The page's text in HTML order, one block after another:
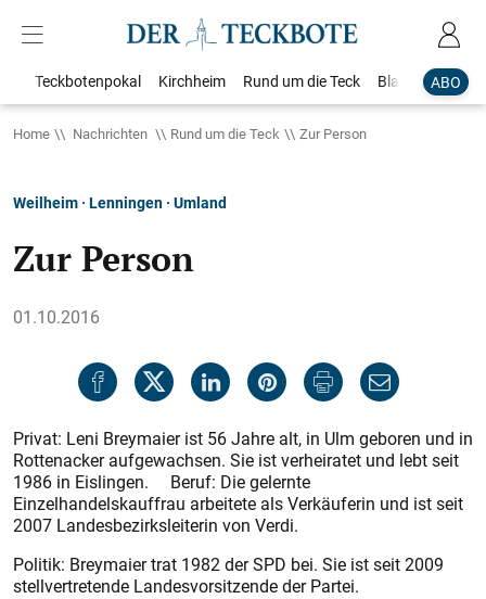
ABO
Teckbotenpokal Kirchheim Rund um die Teck Blaulicht
Home Nachrichten Rund um die Teck Zur Person
Weilheim · Lenningen · Umland
Zur Person
01.10.2016
Privat: Leni Breymaier ist 56 Jahre alt, in Ulm geboren und in
Rottenacker aufgewachsen. Sie ist verheiratet und lebt seit
1986 in Eislingen. Beruf: Die gelernte
Einzelhandelskauffrau arbeitete als Verkäuferin und ist seit
2007 Landesbezirksleiterin von Verdi.
Politik: Breymaier trat 1982 der SPD bei. Sie ist seit 2009
stellvertretende Landesvorsitzende der Partei.